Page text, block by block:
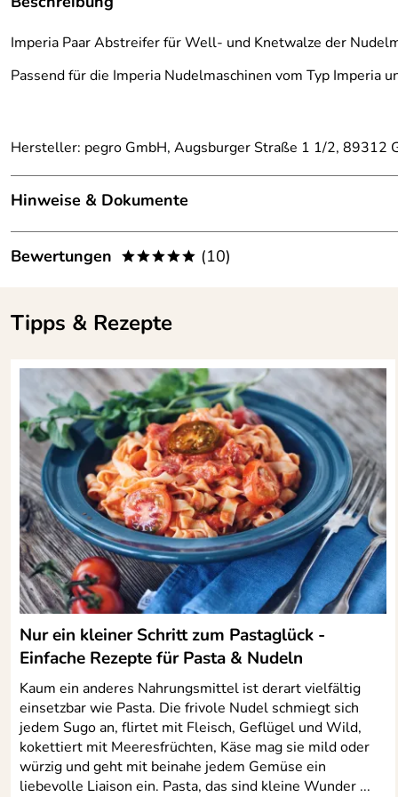
Imperia Paar Abstreifer für Well- und Knetwalze der
Passend für die Imperia Nudelmaschinen vom Typ Imperia
Hersteller: pegro GmbH, Augsburger Straße 1 1/2, 89312
Hinweise & Dokumente
Wenn Sie mehr über die toscanische Küche und
Wenn Sie mehr über die Zubereitung von Nudeln
Bewertungen ***** (10)
5
Tom *****
Verifizierte Bewertung
Alles top
Kaufdatum: 26.05.2026
Bewertungsdatum: 07.06.2026
d.ro
*****
Verifizierte Bewertung
Gute Ware der Lieferung sehr zufrieden werde wieder
Kaufdatum: 20.03.2024
Bewertungsdatum: 02.04.2024
Gaf
*****
Verifizierte Bewertung
Einfach zu wechseln! Passt perfekt!
Kaufdatum: 11.02.2023
Bewertungsdatum: 23.02.2023
Tipps & Rezepte
Nur ein kleiner Schritt zum Pastaglück -
Einfache Rezepte für Pasta & Nudeln
Kaum ein anderes Nahrungsmittel ist derart vielfältig
einsetzbar wie Pasta. Die frivole Nudel schmiegt sich
jedem Sugo an, flirtet mit Fleisch, Geflügel und Wild,
kokettiert mit Meeresfrüchten, Käse mag sie mild oder
würzig und geht mit beinahe jedem Gemüse ein
liebevolle Liaison ein. Pasta, das sind kleine Wunder ...